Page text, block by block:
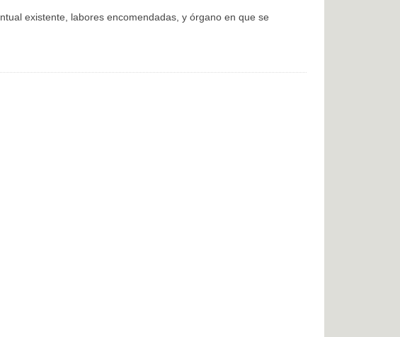
existente, labores encomendadas, y órgano en que se